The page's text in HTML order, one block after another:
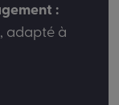
:
, adapté à